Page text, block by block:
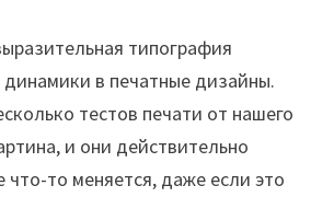
типография
динамики в печатные дизайны.
тестов печати от нашего
и они действительно
то меняется, даже если это